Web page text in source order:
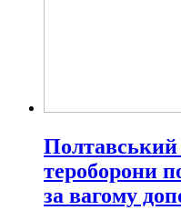
Полтавський
тероборони
за вагому